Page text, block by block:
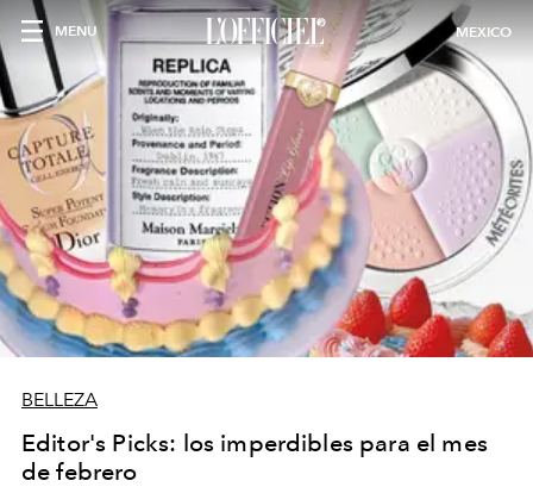
MENU MEXICO
BELLEZA
Editor's Picks: los imperdibles para el mes
de febrero